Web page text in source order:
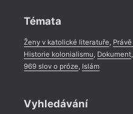
Témata
Ženy v katolické literatuře,
Historie kolonialismu, Dokument,
969 slov o próze, Islám
Vyhledávání